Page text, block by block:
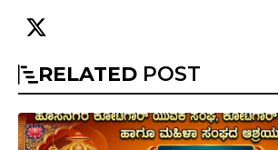
RELATED POST